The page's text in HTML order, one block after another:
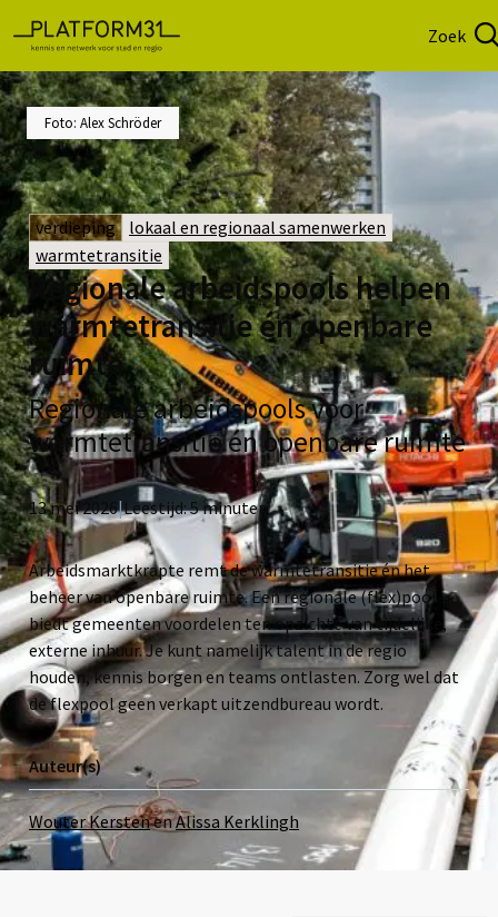
Zoek
Foto: Alex Schröder
verdieping
lokaal en regionaal samenwerken
warmtetransitie
Regionale arbeidspools helpen
warmtetransitie én openbare
ruimte
Regionale arbeidspools voor
warmtetransitie én openbare ruimte
13 mei 2026|Leestijd:5minuten
Arbeidsmarktkrapte remt de warmtetransitie én het
beheer van openbare ruimte. Een regionale (flex)pool
biedt gemeenten voordelen ten opzichte van tijdelijke,
externe inhuur. Je kunt namelijk talent in de regio
houden, kennis borgen en teams ontlasten. Zorg wel dat
de flexpool geen verkapt uitzendbureau wordt.
Auteur(s)
Wouter KerstenenAlissa Kerklingh